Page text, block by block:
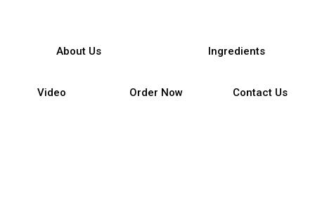
About Us Ingredients
Video Order Now Contact Us